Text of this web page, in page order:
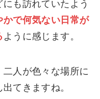
も訪れていたよう
かで何気ない日常が
ように感じます。
人が色々な場所に
てきますね。